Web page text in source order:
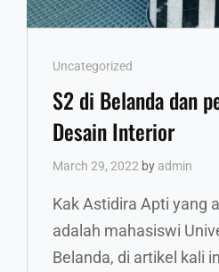
Cat
Links
Uncategorized
S2 di Belanda dan
Desain Interior
March 29, 2022 by admin
Kak Astidira Apti yang
adalah mahasiswi
Belanda, di artikel kali